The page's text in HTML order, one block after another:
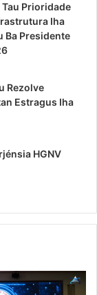
Prioridade
Iha
Ba Presidente
Rezolve
Estragus Iha
HGNV